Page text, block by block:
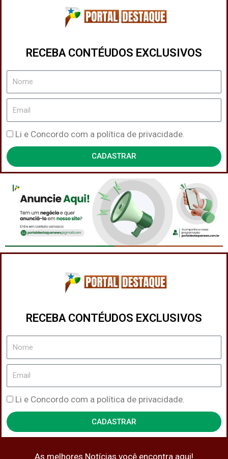
RECEBA CONTÉUDOS EXCLUSIVOS
Nome
Email
Política
de
Privacidade
Li e Concordo com a política de privacidade.
CADASTRAR
RECEBA CONTÉUDOS EXCLUSIVOS
Nome
Email
Política
de
Privacidade
Li e Concordo com a política de privacidade.
CADASTRAR
As melhores Notícias você encontra aqui!